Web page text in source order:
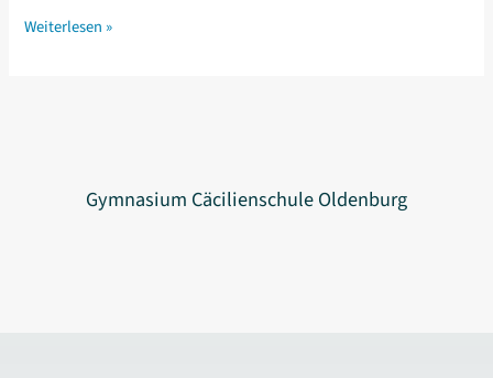
Kunst-
Weiterlesen »
Gymnasium Cäcilienschule Oldenburg